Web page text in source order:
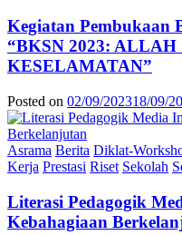
Kegiatan Pembukaan
“BKSN 2023:
KESELAMATAN”
Posted on 02/09/202318/09/
Asrama Berita Diklat-
Kerja Prestasi Riset Sekolah
Literasi Pedagogik
Kebahagiaan